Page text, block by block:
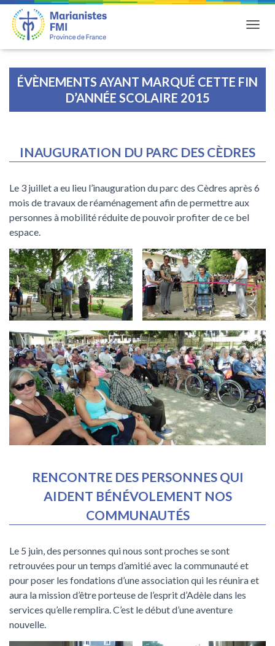
ÉVÈNEMENTS AYANT MARQUÉ CETTE FIN
D’ANNÉE SCOLAIRE 2015
INAUGURATION DU PARC DES CÈDRES
Le 3 juillet a eu lieu l’inauguration du parc des Cèdres après 6
mois de travaux de réaménagement afin de permettre aux
personnes à mobilité réduite de pouvoir profiter de ce bel
espace.
RENCONTRE DES PERSONNES QUI
AIDENT BÉNÉVOLEMENT NOS
COMMUNAUTÉS
Le 5 juin, des personnes qui nous sont proches se sont
retrouvées pour un temps d’amitié avec la communauté et
pour poser les fondations d’une association qui les réunira et
aura la mission d’être porteuse de l’esprit d’Adèle dans les
services qu’elle remplira. C’est le début d’une aventure
nouvelle.